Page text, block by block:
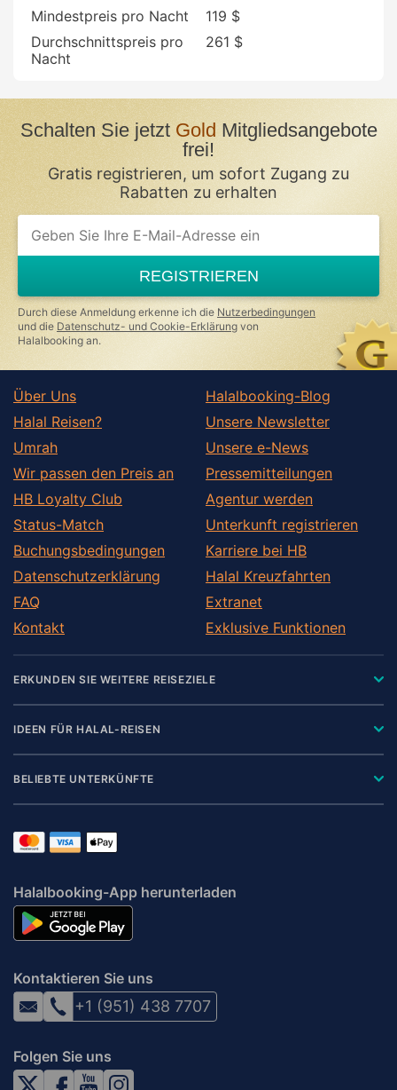
Mindestpreis pro Nacht
119 $
Durchschnittspreis pro
Nacht
261 $
Schalten Sie jetztGold Mitgliedsangebote
frei!
Gratis registrieren, um sofort Zugang zu
Rabatten zu erhalten
If
you
ignore
this
field
REGISTRIEREN
Durch diese Anmeldung erkenne ich die Nutzerbedingungen
und die Datenschutz- und Cookie-Erklärung von
Halalbooking an.
Über Uns
Halal Reisen?
Umrah
Wir passen den Preis an
HB Loyalty Club
Status-Match
Buchungsbedingungen
Datenschutzerklärung
FAQ
Kontakt
Halalbooking-Blog
Unsere Newsletter
Unsere e-News
Pressemitteilungen
Agentur werden
Unterkunft registrieren
Karriere bei HB
Halal Kreuzfahrten
Extranet
Exklusive Funktionen
ERKUNDEN SIE WEITERE REISEZIELE
IDEEN FÜR HALAL-REISEN
BELIEBTE UNTERKÜNFTE
Halalbooking-App herunterladen
Kontaktieren Sie uns
+1 (951) 438 7707
Folgen Sie uns